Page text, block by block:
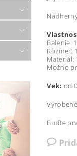
Balenie:
Rozmer:
Materiál:
Možno
Vek: od
Buďte